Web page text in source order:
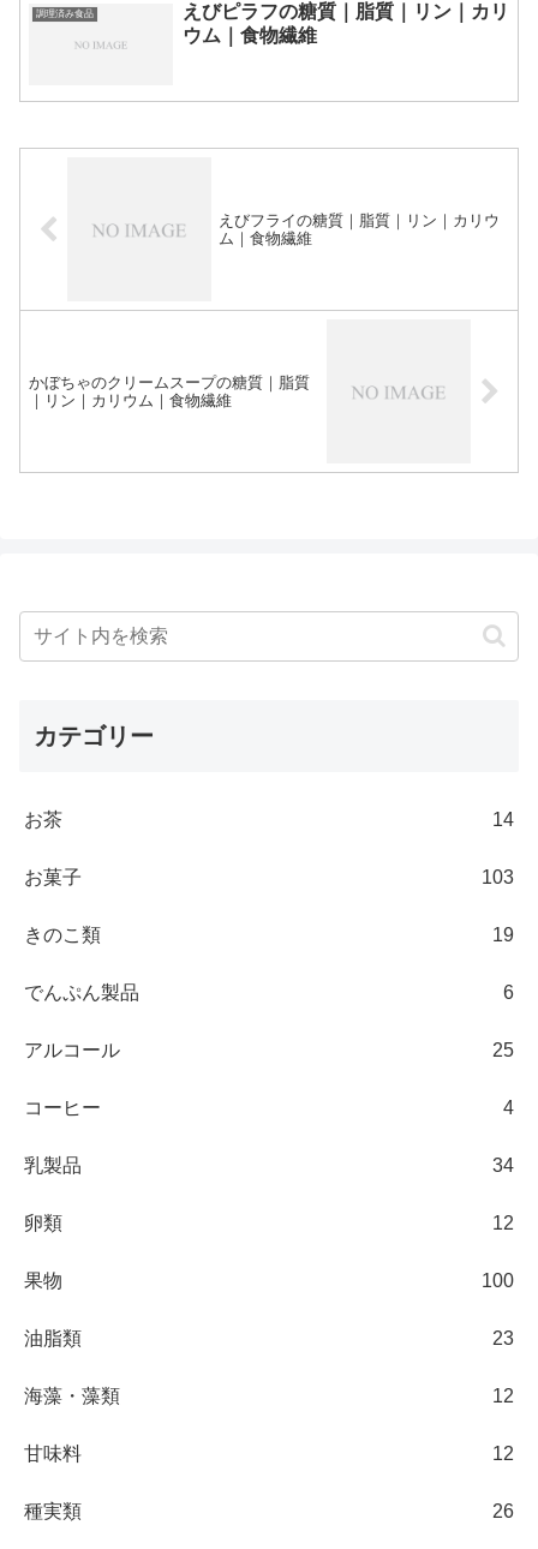
調理済み食品
えびピラフの糖質｜脂質｜リン｜カリ
ウム｜食物繊維
えびフライの糖質｜脂質｜リン｜カリウ
ム｜食物繊維
かぼちゃのクリームスープの糖質｜脂質
｜リン｜カリウム｜食物繊維
カテゴリー
お茶 14
お菓子 103
きのこ類 19
でんぷん製品 6
アルコール 25
コーヒー 4
乳製品 34
卵類 12
果物 100
油脂類 23
海藻・藻類 12
甘味料 12
種実類 26